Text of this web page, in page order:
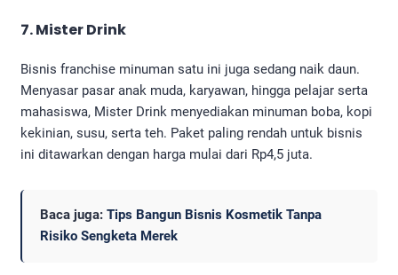
7. Mister Drink
Bisnis franchise minuman satu ini juga sedang naik daun.
Menyasar pasar anak muda, karyawan, hingga pelajar serta
mahasiswa, Mister Drink menyediakan minuman boba, kopi
kekinian, susu, serta teh. Paket paling rendah untuk bisnis
ini ditawarkan dengan harga mulai dari Rp4,5 juta.
Baca juga: Tips Bangun Bisnis Kosmetik Tanpa
Risiko Sengketa Merek